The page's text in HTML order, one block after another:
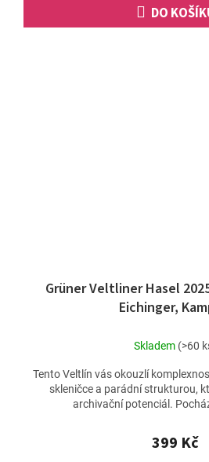
DO
Grüner Veltliner Hasel
Eichinger,
Skladem (>60
399 Kč
Tento Veltlín vás okouzlí
skleničce a parádní strukturou,
archivační potenciál.